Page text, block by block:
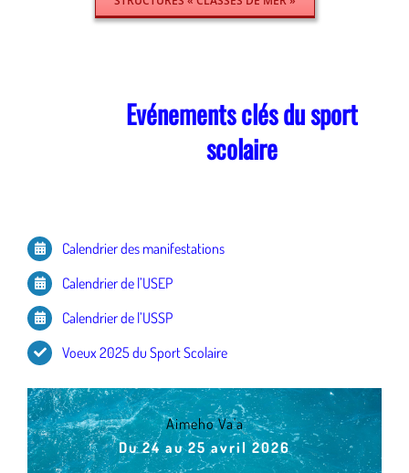
Evénements clés du sport
scolaire
Calendrier des manifestations
Calendrier de l’USEP
Calendrier de l’USSP
Voeux 2025 du Sport Scolaire
Aimeho Va'a
Du 24 au 25 avril 2026